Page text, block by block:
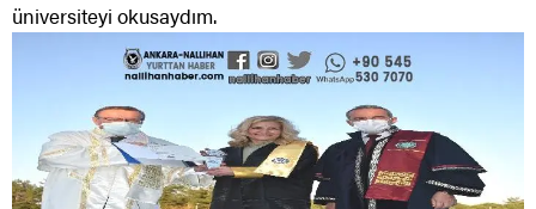
üniversiteyi okusaydım.